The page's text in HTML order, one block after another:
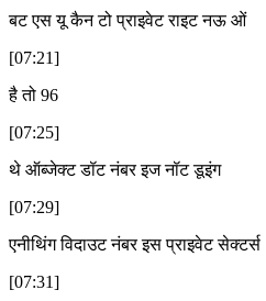
बट एस यू कैन टो प्राइवेट राइट नऊ ओं
[07:21]
है तो 96
[07:25]
थे ऑब्जेक्ट डॉट नंबर इज नॉट डूइंग
[07:29]
एनीथिंग विदाउट नंबर इस प्राइवेट सेक्टर्स
[07:31]